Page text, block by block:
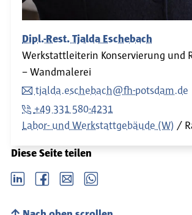
Dipl.-Rest. Tjalda Eschebach
Werkstattleiterin Konservierung und
– Wandmalerei
tjalda.eschebach@fh-potsdam.de
+49 331 580-4231
Labor- und Werkstattgebäude (W)
Diese Seite teilen
LinkedIn Facebook email Whatsapp